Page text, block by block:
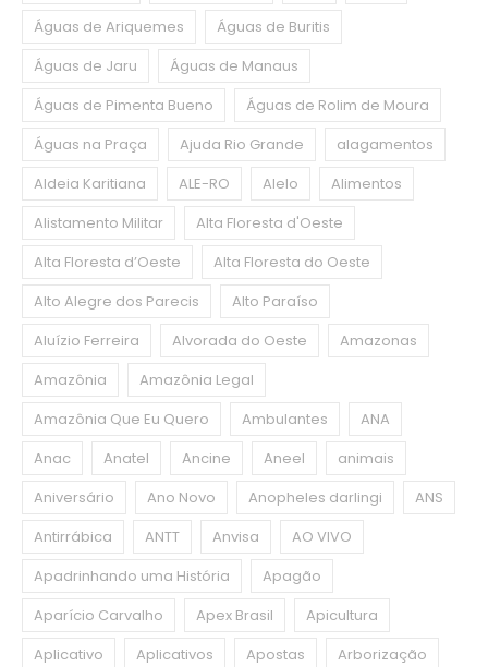
Águas de Ariquemes
Águas de Buritis
Águas de Jaru
Águas de Manaus
Águas de Pimenta Bueno
Águas de Rolim de Moura
Águas na Praça
Ajuda Rio Grande
alagamentos
Aldeia Karitiana
ALE-RO Alelo
Alimentos
Alistamento Militar
Alta Floresta d'Oeste
Alta Floresta d’Oeste
Alta Floresta do Oeste
Alto Alegre dos Parecis
Alto Paraíso
Aluízio Ferreira
Alvorada do Oeste
Amazonas
Amazônia
Amazônia Legal
Amazônia Que Eu Quero
Ambulantes
ANA
Anac
Anatel Ancine Aneel
animais
Aniversário
Ano Novo Anopheles darlingi
ANS
Antirrábica
ANTT Anvisa
AO VIVO
Apadrinhando uma História
Apagão
Aparício Carvalho
Apex Brasil
Apicultura
Aplicativo
Aplicativos Apostas
Arborização